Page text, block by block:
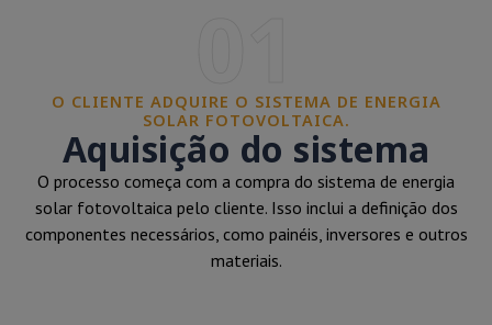
O CLIENTE ADQUIRE O SISTEMA DE ENERGIA
SOLAR FOTOVOLTAICA.
Aquisição do sistema
O processo começa com a compra do sistema de energia
solar fotovoltaica pelo cliente. Isso inclui a definição dos
componentes necessários, como painéis, inversores e outros
materiais.